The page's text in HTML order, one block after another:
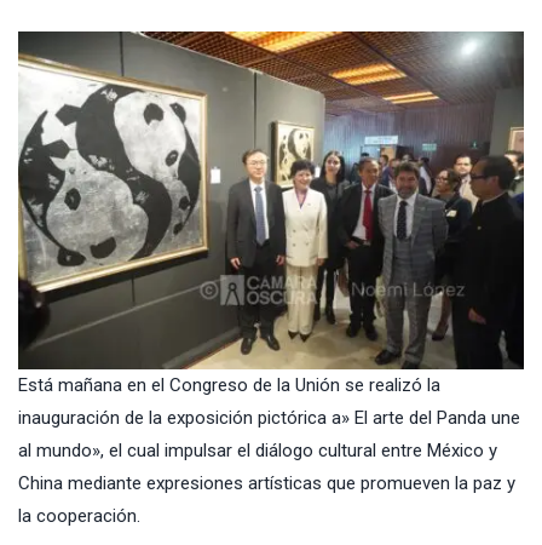
Está mañana en el Congreso de la Unión se realizó la
inauguración de la exposición pictórica a» El arte del Panda une
al mundo», el cual impulsar el diálogo cultural entre México y
China mediante expresiones artísticas que promueven la paz y
la cooperación.